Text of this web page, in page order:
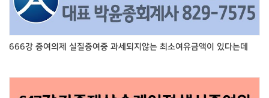
666강 증여의제 실질증여중 과세되지않는 최소여유금액이 있다는데